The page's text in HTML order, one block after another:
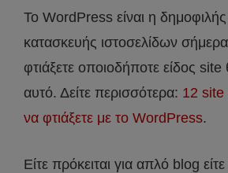
Το WordPress είναι η
κατασκευής ιστοσελίδων
φτιάξετε οποιοδήποτε είδος site
αυτό. Δείτε περισσότερα: 12 site
να φτιάξετε με το WordPress.
Είτε πρόκειται για απλό blog είτε